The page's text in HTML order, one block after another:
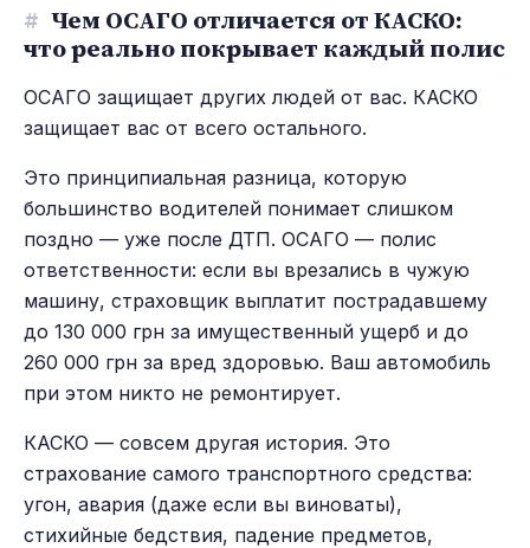
# Чем ОСАГО отличается от КАСКО:
что реально покрывает каждый полис
ОСАГО защищает других людей от вас. КАСКО
защищает вас от всего остального.
Это принципиальная разница, которую
большинство водителей понимает слишком
поздно — уже после ДТП. ОСАГО — полис
ответственности: если вы врезались в чужую
машину, страховщик выплатит пострадавшему
до 130 000 грн за имущественный ущерб и до
260 000 грн за вред здоровью. Ваш автомобиль
при этом никто не ремонтирует.
КАСКО — совсем другая история. Это
страхование самого транспортного средства:
угон, авария (даже если вы виноваты),
стихийные бедствия, падение предметов,